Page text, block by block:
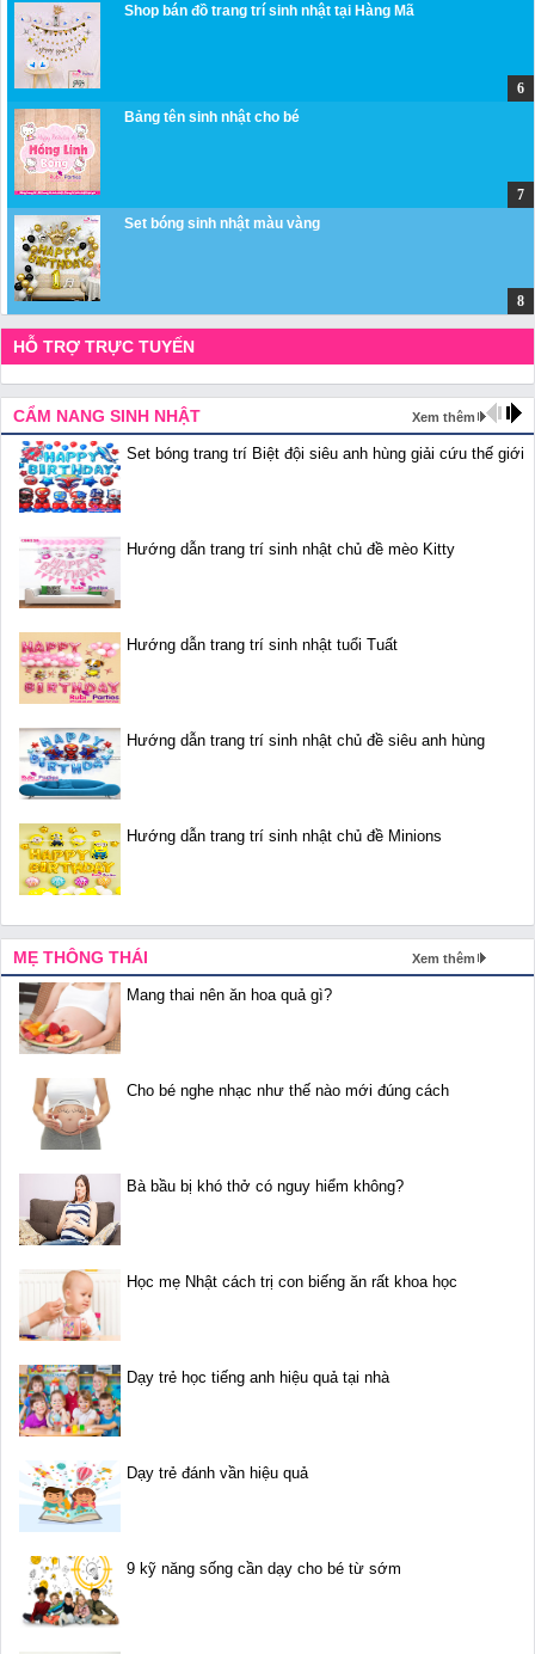
Shop bán đồ trang trí sinh nhật tại Hàng Mã
Bảng tên sinh nhật cho bé
Set bóng sinh nhật màu vàng
HỖ TRỢ TRỰC TUYẾN
CẨM NANG SINH NHẬT Xem thêm
Set bóng trang trí Biệt đội siêu anh hùng giải cứu thế giới
Hướng dẫn trang trí sinh nhật chủ đề mèo Kitty
Hướng dẫn trang trí sinh nhật tuổi Tuất
Hướng dẫn trang trí sinh nhật chủ đề siêu anh hùng
Hướng dẫn trang trí sinh nhật chủ đề Minions
MẸ THÔNG THÁI Xem thêm
Mang thai nên ăn hoa quả gì?
Cho bé nghe nhạc như thế nào mới đúng cách
Bà bầu bị khó thở có nguy hiểm không?
Học mẹ Nhật cách trị con biếng ăn rất khoa học
Dạy trẻ học tiếng anh hiệu quả tại nhà
Dạy trẻ đánh vần hiệu quả
9 kỹ năng sống cần dạy cho bé từ sớm